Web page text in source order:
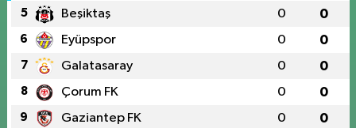
5 Beşiktaş 0 0
6 Eyüpspor 0 0
7 Galatasaray 0 0
8 Çorum FK 0 0
9 Gaziantep FK 0 0